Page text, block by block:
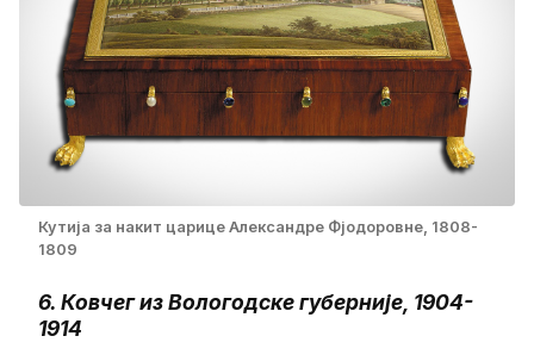
Кутија за накит царице Александре Фјодоровне, 1808-
1809
6. Ковчег из Вологодске губерније, 1904-
1914